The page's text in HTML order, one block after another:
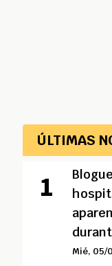
ÚLTIMAS
Mié, 05/